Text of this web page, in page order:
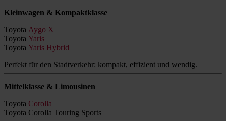
Kleinwagen & Kompaktklasse
Toyota Aygo X
Toyota Yaris
Toyota Yaris Hybrid
Perfekt für den Stadtverkehr: kompakt, effizient und wendig.
Mittelklasse & Limousinen
Toyota Corolla
Toyota Corolla Touring Sports